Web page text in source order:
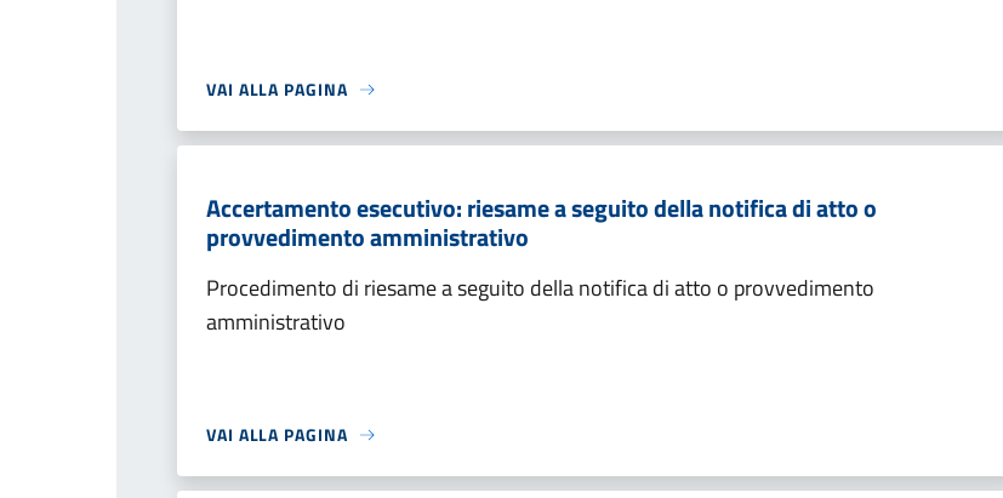
VAI ALLA PAGINA
Accertamento esecutivo: riesame a seguito della notifica di atto o
provvedimento amministrativo
Procedimento di riesame a seguito della notifica di atto o provvedimento
amministrativo
VAI ALLA PAGINA